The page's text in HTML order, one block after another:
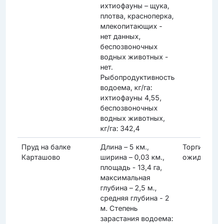
ихтиофауны – щука,
плотва, красноперка,
млекопитающих -
нет данных,
беспозвоночных
водных животных -
нет.
Рыбопродуктивность
водоема, кг/га:
ихтиофауны 4,55,
беспозвоночных
водных животных,
кг/га: 342,4
Пруд на балке
Карташово
Длина – 5 км.,
ширина – 0,03 км.,
площадь - 13,4 га,
максимальная
глубина – 2,5 м.,
средняя глубина - 2
м. Степень
зарастания водоема:
Торги